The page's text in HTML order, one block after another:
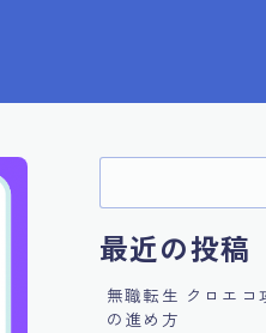
最近の投稿
無職転生 クロエコ
の進め方